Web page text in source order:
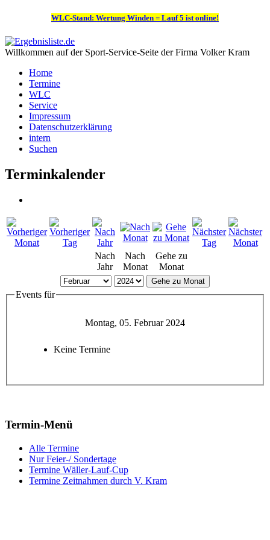
WLC-Stand: Wertung Winden = Lauf 5 ist online!
Willkommen auf der Sport-Service-Seite der Firma Volker Kram
Home
Termine
WLC
Service
Impressum
Datenschutzerklärung
intern
Suchen
Terminkalender
Nach
Jahr
Nach
Monat
Gehe zu
Monat
Gehe zu Monat
Events für
Montag, 05. Februar 2024
Keine Termine
Termin-Menü
Alle Termine
Nur Feier-/ Sondertage
Termine Wäller-Lauf-Cup
Termine Zeitnahmen durch V. Kram